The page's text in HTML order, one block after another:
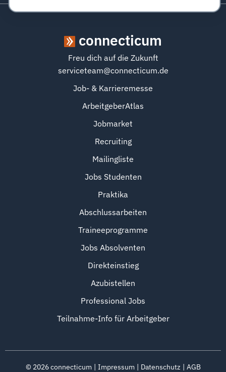
connecticum
Freu dich auf die Zukunft
serviceteam@connecticum.de
Job- & Karrieremesse
ArbeitgeberAtlas
Jobmarket
Recruiting
Mailingliste
Jobs Studenten
Praktika
Abschlussarbeiten
Traineeprogramme
Jobs Absolventen
Direkteinstieg
Azubistellen
Professional Jobs
Teilnahme-Info für Arbeitgeber
© 2026connecticum Impressum Datenschutz AGB